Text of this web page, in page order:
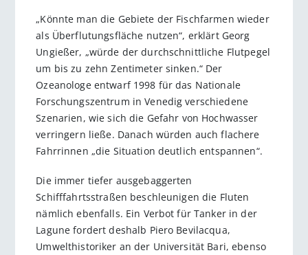
„Könnte man die Gebiete der Fischfarmen wieder
als Überflutungsfläche nutzen“, erklärt Georg
Ungießer, „würde der durchschnittliche Flutpegel
um bis zu zehn Zentimeter sinken.“ Der
Ozeanologe entwarf 1998 für das Nationale
Forschungszentrum in Venedig verschiedene
Szenarien, wie sich die Gefahr von Hochwasser
verringern ließe. Danach würden auch flachere
Fahrrinnen „die Situation deutlich entspannen“.
Die immer tiefer ausgebaggerten
Schifffahrtsstraßen beschleunigen die Fluten
nämlich ebenfalls. Ein Verbot für Tanker in der
Lagune fordert deshalb Piero Bevilacqua,
Umwelthistoriker an der Universität Bari, ebenso